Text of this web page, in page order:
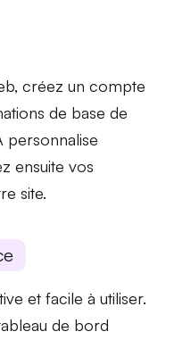
créez un compte
de base de
personnalise
ensuite vos
site.
et facile à utiliser.
de bord